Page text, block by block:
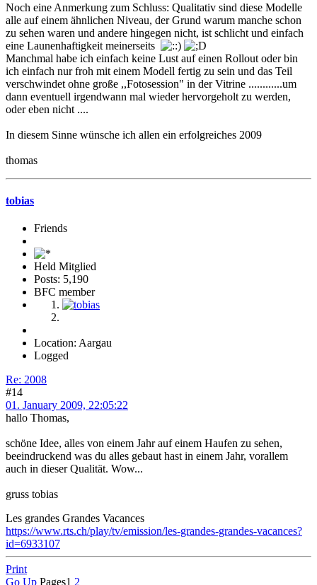
Noch eine Anmerkung zum Schluss: Qualitativ sind diese Modelle
alle auf einem ähnlichen Niveau, der Grund warum manche schon
zu sehen waren und andere hingegen nicht, ist schlicht und einfach
eine Launenhaftigkeit meinerseits
Manchmal habe ich einfach keine Lust auf einen Rollout oder bin
ich einfach nur froh mit einem Modell fertig zu sein und das Teil
verschwindet ohne große ,,Fotosession" in der Vitrine ............um
dann eventuell irgendwann mal wieder hervorgeholt zu werden,
oder eben nicht ....
In diesem Sinne wünsche ich allen ein erfolgreiches 2009
thomas
tobias
Friends
Held Mitglied
Posts: 5,190
BFC member
Location: Aargau
Logged
Re: 2008
#14
01. January 2009, 22:05:22
hallo Thomas,
schöne Idee, alles von einem Jahr auf einem Haufen zu sehen,
beeindruckend was du alles gebaut hast in einem Jahr, vorallem
auch in dieser Qualität. Wow...
gruss tobias
Les grandes Grandes Vacances
https://www.rts.ch/play/tv/emission/les-grandes-grandes-vacances?
id=6933107
Print
Go Up Pages1 2